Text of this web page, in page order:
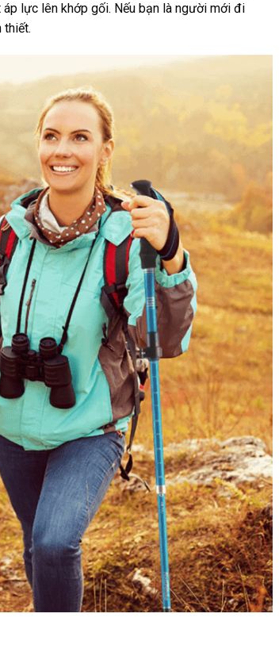
lực lên khớp gối. Nếu bạn là người mới đi
thiết.